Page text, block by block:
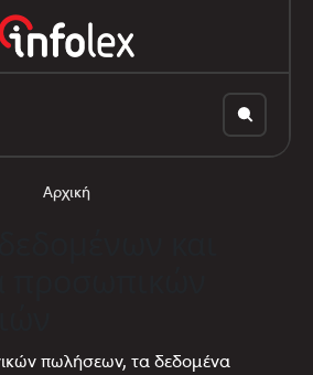
Αρχική
πωλήσεων, τα δεδομένα